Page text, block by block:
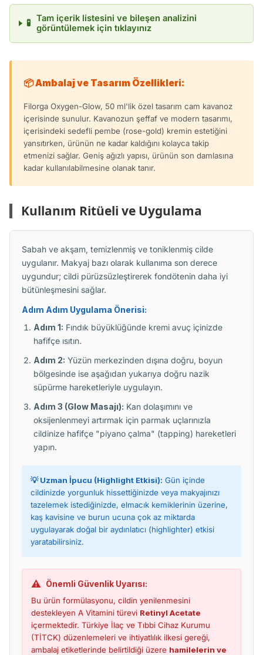
🧪 Tam içerik listesini ve bileşen analizini
görüntülemek için tıklayınız
📦 Ambalaj ve Tasarım Özellikleri:
Filorga Oxygen-Glow, 50 ml'lik özel tasarım cam kavanoz
içerisinde sunulur. Kavanozun şeffaf ve modern tasarımı,
içerisindeki sedefli pembe (rose-gold) kremin estetiğini
yansıtırken, ürünün ne kadar kaldığını kolayca takip
etmenizi sağlar. Geniş ağızlı yapısı, ürünün son damlasına
kadar kullanılabilmesine olanak tanır.
Kullanım Ritüeli ve Uygulama
Sabah ve akşam, temizlenmiş ve toniklenmiş cilde
uygulanır. Makyaj bazı olarak kullanıma son derece
uygundur; cildi pürüzsüzleştirerek fondötenin daha iyi
bütünleşmesini sağlar.
Adım Adım Uygulama Önerisi:
Adım 1: Fındık büyüklüğünde kremi avuç içinizde
hafifçe ısıtın.
Adım 2: Yüzün merkezinden dışına doğru, boyun
bölgesinde ise aşağıdan yukarıya doğru nazik
süpürme hareketleriyle uygulayın.
Adım 3 (Glow Masajı): Kan dolaşımını ve
oksijenlenmeyi artırmak için parmak uçlarınızla
cildinize hafifçe "piyano çalma" (tapping) hareketleri
yapın.
💡 Uzman İpucu (Highlight Etkisi): Gün içinde
cildinizde yorgunluk hissettiğinizde veya makyajınızı
tazelemek istediğinizde, elmacık kemiklerinin üzerine,
kaş kavisine ve burun ucuna çok az miktarda
uygulayarak doğal bir aydınlatıcı (highlighter) etkisi
yaratabilirsiniz.
⚠️ Önemli Güvenlik Uyarısı:
Bu ürün formülasyonu, cildin yenilenmesini
destekleyen A Vitamini türevi Retinyl Acetate
içermektedir. Türkiye İlaç ve Tıbbi Cihaz Kurumu
(TİTCK) düzenlemeleri ve ihtiyatlılık ilkesi gereği,
ambalaj etiketlerinde belirtildiği üzere hamilelerin ve